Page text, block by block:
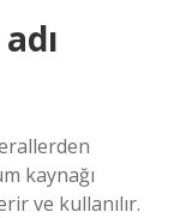
kaynağı
ve kullanılır.